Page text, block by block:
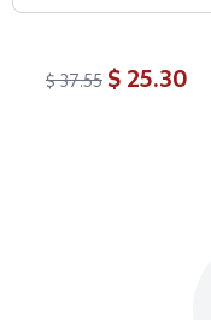
25.30 $
37.55 $